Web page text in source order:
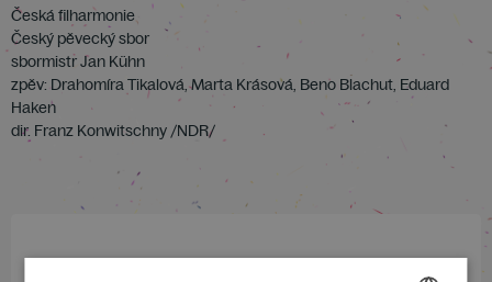
Česká filharmonie
Český pěvecký sbor
sbormistr Jan Kühn
zpěv: Drahomíra Tikalová, Marta Krásová, Beno Blachut, Eduard
Haken
dir. Franz Konwitschny /NDR/